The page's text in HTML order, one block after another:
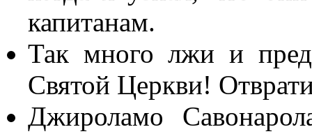
капитанам.
Так много лжи и
Святой Церкви!
Джироламо